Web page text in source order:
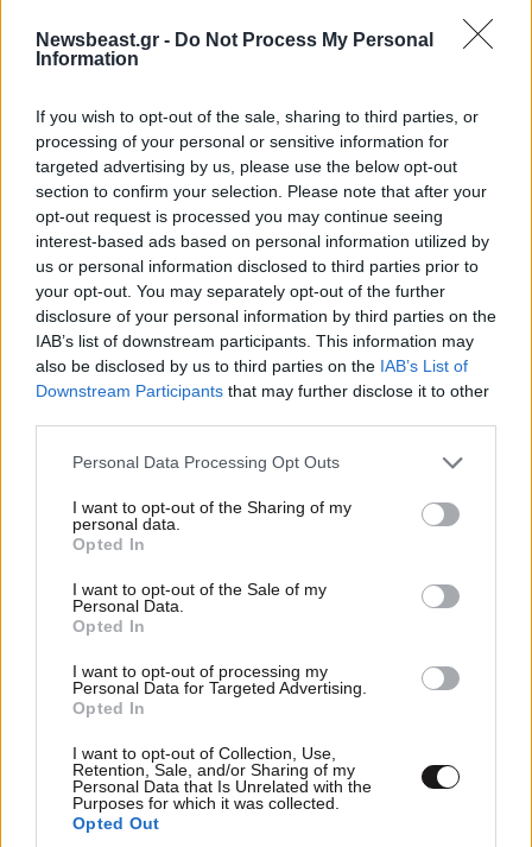
Newsbeast.gr - Do Not Process My Personal
Information
If you wish to opt-out of the sale, sharing to third parties, or
processing of your personal or sensitive information for
targeted advertising by us, please use the below opt-out
section to confirm your selection. Please note that after your
opt-out request is processed you may continue seeing
interest-based ads based on personal information utilized by
us or personal information disclosed to third parties prior to
your opt-out. You may separately opt-out of the further
disclosure of your personal information by third parties on the
IAB’s list of downstream participants. This information may
also be disclosed by us to third parties on the IAB’s List of
Downstream Participants that may further disclose it to other
Please note that this website/app uses one or more Google
not limited to your visit or usage behaviour. You may click to
grant or deny consent to Google and its third-party tags to
use your data for below specified purposes in below Google
consent section.
Personal Data Processing Opt Outs
I want to opt-out of the Sharing of my
personal data.
Opted In
I want to opt-out of the Sale of my
Personal Data.
Opted In
I want to opt-out of processing my
Personal Data for Targeted Advertising.
Opted In
I want to opt-out of Collection, Use,
Retention, Sale, and/or Sharing of my
Personal Data that Is Unrelated with the
Purposes for which it was collected.
Opted Out
Ποια φαρμακεία εφημερεύουν σήμερα
«Το καταραμένο παιδί» του Μπαλζάκ
επιστρέφει για 2η χρονιά στο Θέατρο Arroyo
και μάθετε πρώτοι όλες τις ειδήσεις